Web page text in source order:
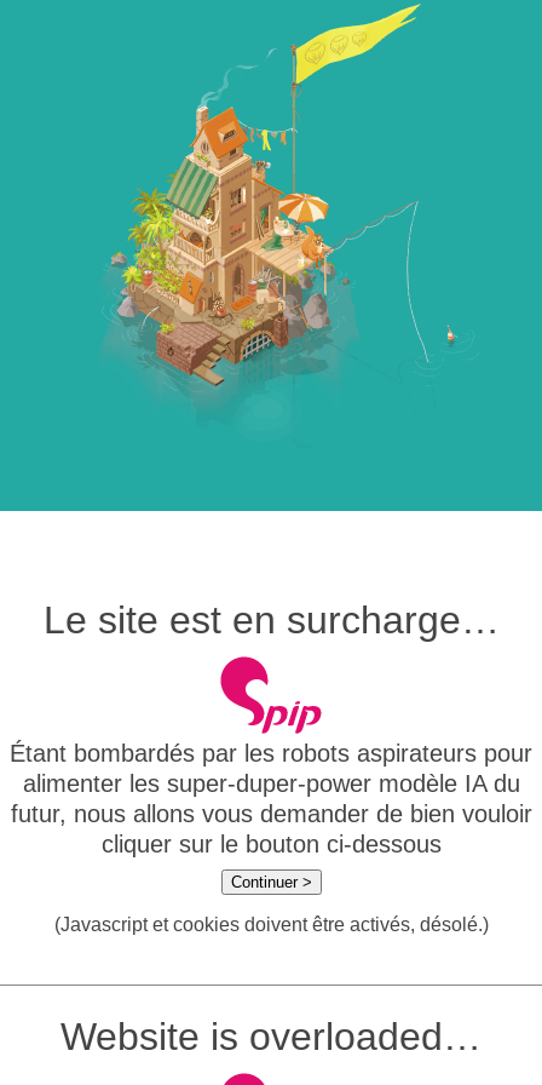
Le site est en surcharge…
Étant bombardés par les robots aspirateurs pour
alimenter les super-duper-power modèle IA du
futur, nous allons vous demander de bien vouloir
cliquer sur le bouton ci-dessous
Continuer >
(Javascript et cookies doivent être activés, désolé.)
Website is overloaded…